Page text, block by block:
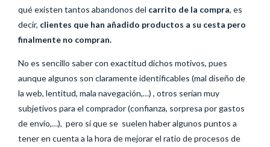
qué existen tantos abandonos del carrito de la compra, es
decir, clientes que han añadido productos a su cesta pero
finalmente no compran.
No es sencillo saber con exactitud dichos motivos, pues
aunque algunos son claramente identificables (mal diseño de
la web, lentitud, mala navegación,…) , otros serían muy
subjetivos para el comprador (confianza, sorpresa por gastos
de envío,…), pero sí que se suelen haber algunos puntos a
tener en cuenta a la hora de mejorar el ratio de procesos de